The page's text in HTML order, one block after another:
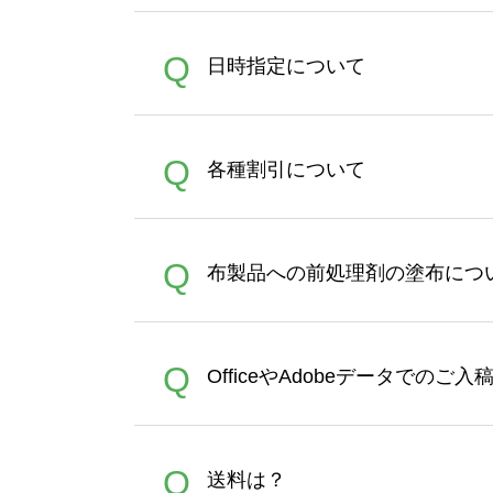
A
ン作成のお手伝いをすること
合は、デザインツールをご利
Q 日時指定について
A
者にご連絡いただき調整をお
Q 各種割引について
A
ポイントとして付与され、次
文時からご利用頂けます。ポ
れば、ランクにカウントがさ
Q 布製品への前処理剤の塗布につ
A
イト以外）のプリントは、濃
品をお届けするため、処理剤
文に関わらず、前処理剤が残
Q OfficeやAdobeデータでのご入
A
Q 送料は？